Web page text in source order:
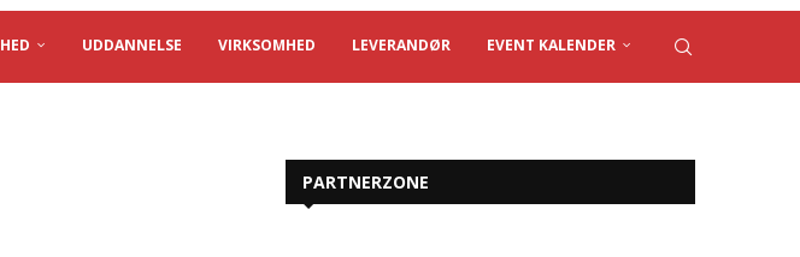
UDDANNELSE VIRKSOMHED LEVERANDØR EVENT KALENDER
PARTNERZONE